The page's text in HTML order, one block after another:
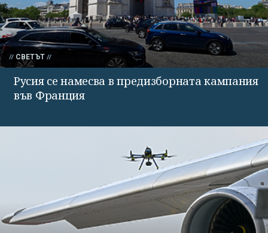
СВЕТЪТ
Русия се намесва в предизборната кампания
във Франция